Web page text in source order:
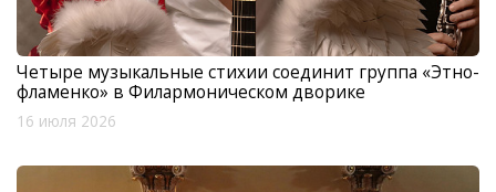
Четыре музыкальные стихии соединит группа «Этно-
фламенко» в Филармоническом дворике
16 июля 2026